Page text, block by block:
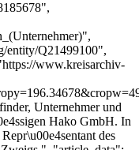
entity/Q21499100",
www.kreisarchiv-
Unternehmer und
Hako GmbH. In
des